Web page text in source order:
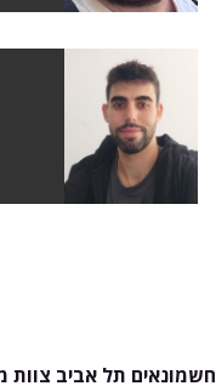
חשמונאים תל אביב צוות